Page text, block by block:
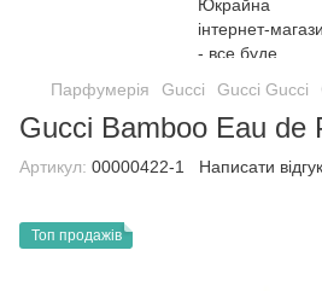
Парфумерія Gucci Gucci Gucci
Gucci Bamboo Eau de
Артикул: 00000422-1 Написати відгук
Топ продажів